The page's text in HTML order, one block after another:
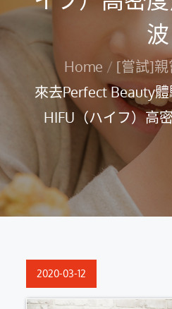
波
Home
[嘗試]親
來去Perfect Beauty
HIFU（ハイフ）高
Posted
on
2020-03-12